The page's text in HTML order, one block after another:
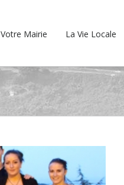
Votre Mairie La Vie Locale